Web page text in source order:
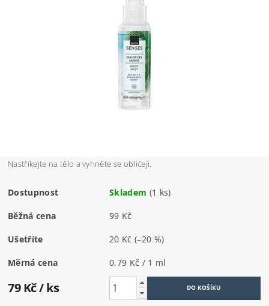
Nastříkejte na tělo a vyhněte se obličeji.
Dostupnost Skladem (1 ks)
Běžná cena 99 Kč
Ušetříte 20 Kč(–20 %)
Měrná cena 0,79 Kč / 1 ml
79 Kč/ ks